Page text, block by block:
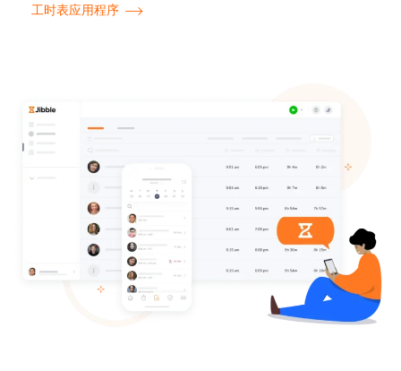
工时表应用程序